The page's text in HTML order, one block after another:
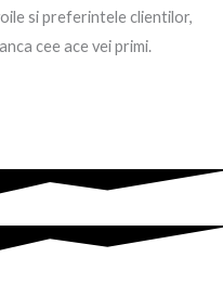
si preferintele clientilor,
cee ace vei primi.